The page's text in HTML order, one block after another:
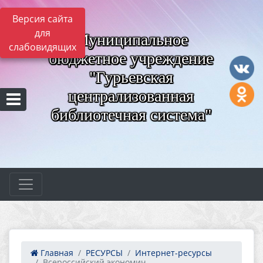
Версия сайта
для
слабовидящих Муниципальное
бюджетное учреждение
"Гурьевская
централизованная
библиотечная система"
Главная РЕСУРСЫ
Интернет-ресурсы